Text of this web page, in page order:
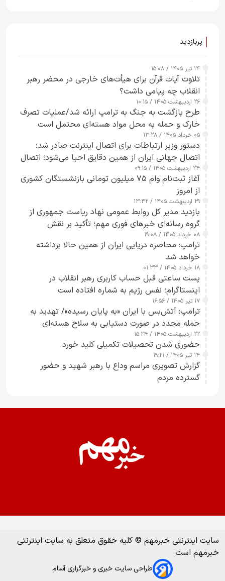
پربازدید
۱۴ تیر ۱۴۰۵ / ۱۵:۰۸
تلاوت آیات قرآن برای هیأت‌های خارجی در محضر رهبر
انقلاب چه پیامی داشت؟
۲۶ اردیبهشت ۱۴۰۵ / ۱۰:۱۵
طرح‌ بازگشت به جنگ به ترامپ ارائه شد/عملیات تصرف
خارک و حمله به محل مواد هسته‌ای محتمل است
۰۵ خرداد ۱۴۰۵ / ۱۳:۲۸
دستور وزیر ارتباطات برای اتصال اینترنت صادر شد؛
اتصال جهانی ایران از همین دقایق احیا می‌شود؛ اتصال
کامل مردم تا ۲۴ ساعت آینده
۲۴ اردیبهشت ۱۴۰۵ / ۰۹:۱۵
آغاز ثبت‌نام وام ۷۵ میلیون تومانی بازنشستگان کشوری
از امروز
۲۹ اردیبهشت ۱۴۰۵ / ۱۳:۴۲
بازدید مدیر کل روابط عمومی نهاد ریاست جمهوری از
گروه رسانه‌ای خبرهای فوری مهم؛ تأکید بر نقش
رسانه‌های هوشمند و مسئول در ارتقای آگاهی عمومی
۰۸ خرداد ۱۴۰۵ / ۱۹:۰۸
ترامپ: محاصره دریایی ایران از همین حالا برداشته
خواهد شد
۱۸ خرداد ۱۴۰۵ / ۰۱:۳۳
پست ساعتی قبل حساب کاربری رهبر انقلاب در
اینستاگرام؛ نفس رژیم به شماره افتاده است​
۱۷ تیر ۱۴۰۵ / ۱۶:۵۶
ترامپ: آتش‌بس با ایران «به پایان رسیده»/ تهدید به
حمله مجدد در صورت دستیابی به سلاح هسته‌ای
۲۲ اردیبهشت ۱۴۰۵ / ۱۵:۲۴
حضوری شدن تحصیلات تکمیلی کلید خورد
۱۴ تیر ۱۴۰۵ / ۱۹:۲۱
گزارش تصویری مراسم وداع با رهبر شهید و حضور
گسترده مردم
سایت اینترنتی خبرمهم © کلیه حقوق متعلق به سایت اینترنتی
خبرمهم است
طراحی سایت خبری و خبرگزاری آسام